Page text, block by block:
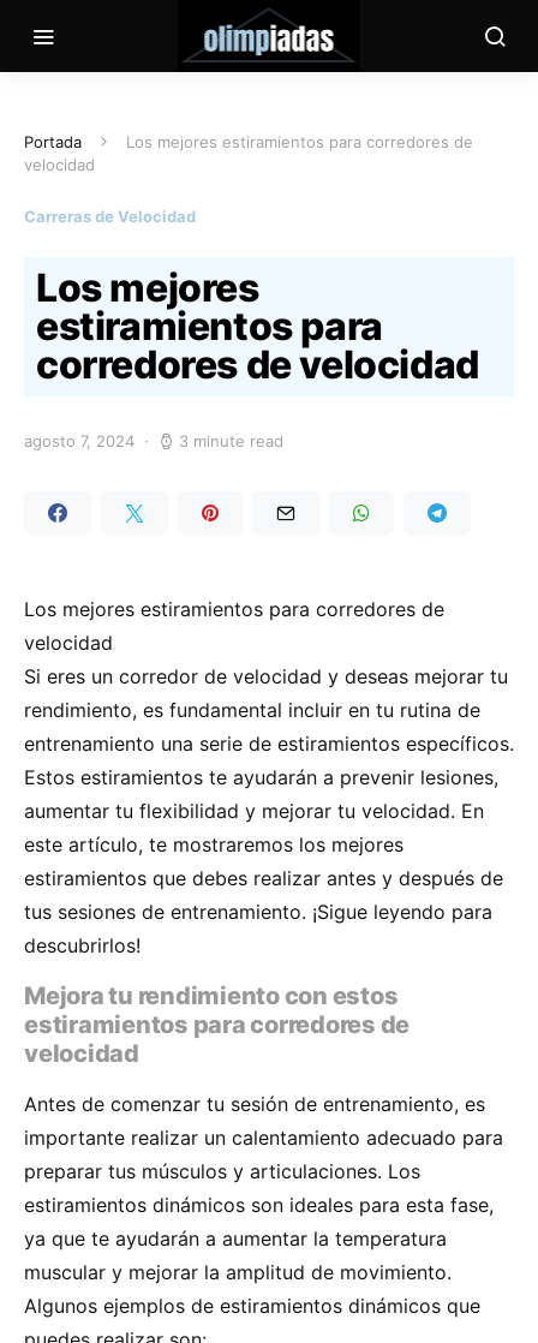
Portada
Los mejores estiramientos para corredores de
velocidad
Carreras de Velocidad
Los mejores
estiramientos para
corredores de velocidad
agosto 7, 2024 3 minute read
Los mejores estiramientos para corredores de
velocidad
Si eres un corredor de velocidad y deseas mejorar tu
rendimiento, es fundamental incluir en tu rutina de
entrenamiento una serie de estiramientos específicos.
Estos estiramientos te ayudarán a prevenir lesiones,
aumentar tu flexibilidad y mejorar tu velocidad. En
este artículo, te mostraremos los mejores
estiramientos que debes realizar antes y después de
tus sesiones de entrenamiento. ¡Sigue leyendo para
descubrirlos!
Mejora tu rendimiento con estos
estiramientos para corredores de
velocidad
Antes de comenzar tu sesión de entrenamiento, es
importante realizar un calentamiento adecuado para
preparar tus músculos y articulaciones. Los
estiramientos dinámicos son ideales para esta fase,
ya que te ayudarán a aumentar la temperatura
muscular y mejorar la amplitud de movimiento.
Algunos ejemplos de estiramientos dinámicos que